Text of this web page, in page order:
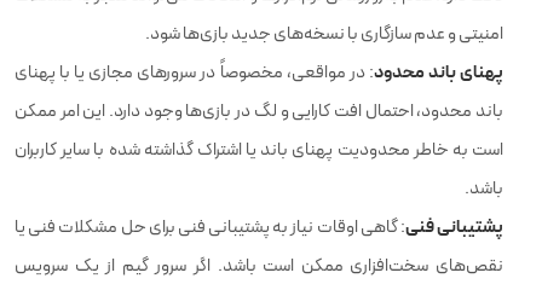
امنیتی و عدم سازگاری با نسخه‌های جدید بازی‌ها شود.
پهنای باند محدود: در مواقعی، مخصوصاً در سرورهای مجازی یا با پهنای
باند محدود، احتمال افت کارایی و لگ در بازی‌ها وجود دارد. این امر ممکن
است به خاطر محدودیت پهنای باند یا اشتراک گذاشته شده با سایر کاربران
باشد.
پشتیبانی فنی: گاهی اوقات نیاز به پشتیبانی فنی برای حل مشکلات فنی یا
نقص‌های سخت‌افزاری ممکن است باشد. اگر سرور گیم از یک سرویس